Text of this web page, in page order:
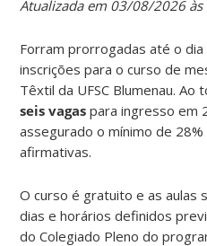
Atualizada em 03/08/2026
Forram prorrogadas até o dia
inscrições para o curso de
Têxtil da UFSC Blumenau.
seis vagas para ingresso em
assegurado o mínimo de
afirmativas.
O curso é gratuito e as aulas
dias e horários definidos
do Colegiado Pleno do